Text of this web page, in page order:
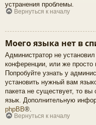
устранения проблемы.
Вернуться к началу
Моего языка нет в
Администратор не
конференции, или же просто
Попробуйте узнать у
установить нужный вам
пакета не существует, то
язык. Дополнительную
phpBB®.
Вернуться к началу